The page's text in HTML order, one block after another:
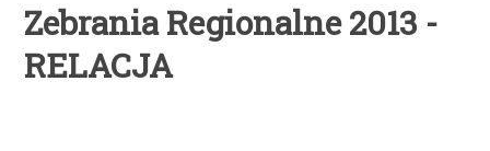
Zebrania Regionalne 2013 -
RELACJA